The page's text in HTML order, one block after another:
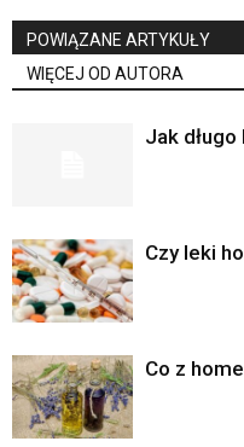
POWIĄZANE ARTYKUŁY
WIĘCEJ OD AUTORA
Jak
Czy leki
Co z